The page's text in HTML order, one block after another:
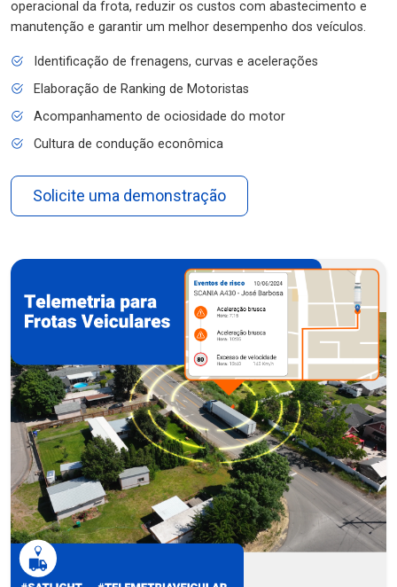
operacional da frota, reduzir os custos com abastecimento e
manutenção e garantir um melhor desempenho dos veículos.
Identificação de frenagens, curvas e acelerações
Elaboração de Ranking de Motoristas
Acompanhamento de ociosidade do motor
Cultura de condução econômica
Solicite uma demonstração